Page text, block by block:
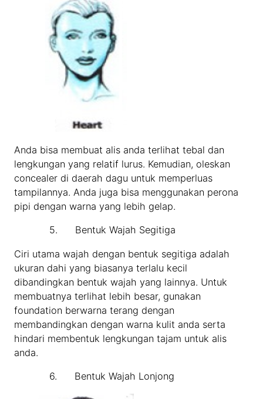
Anda bisa membuat alis anda terlihat tebal dan
lengkungan yang relatif lurus. Kemudian, oleskan
concealer di daerah dagu untuk memperluas
tampilannya. Anda juga bisa menggunakan perona
pipi dengan warna yang lebih gelap.
5. Bentuk Wajah Segitiga
Ciri utama wajah dengan bentuk segitiga adalah
ukuran dahi yang biasanya terlalu kecil
dibandingkan bentuk wajah yang lainnya. Untuk
membuatnya terlihat lebih besar, gunakan
foundation berwarna terang dengan
membandingkan dengan warna kulit anda serta
hindari membentuk lengkungan tajam untuk alis
anda.
6. Bentuk Wajah Lonjong